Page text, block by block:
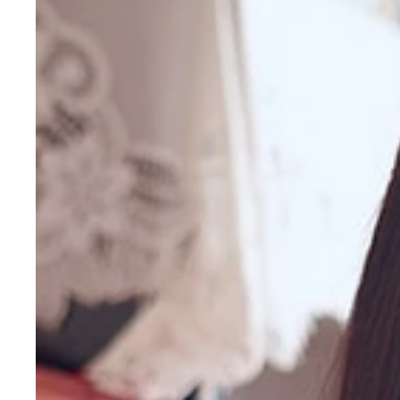
実家でのグラビアを週刊プレイボーイで披露した